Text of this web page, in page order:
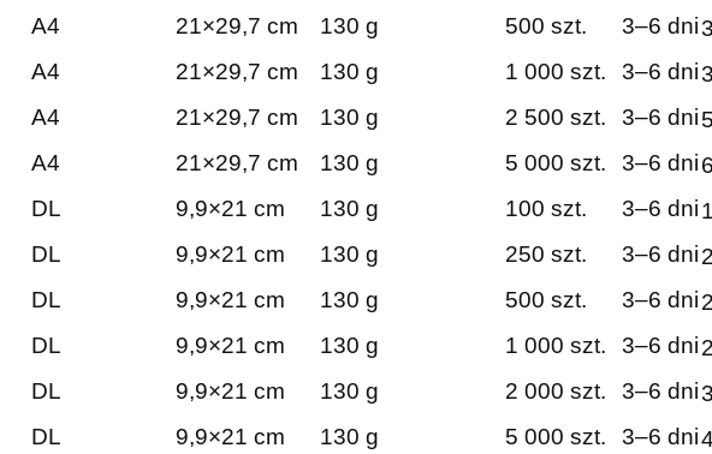
A4 21×29,7 cm 130 g 500 szt. 3–6 dni
A4 21×29,7 cm 130 g 1 000 szt. 3–6 dni
A4 21×29,7 cm 130 g 2 500 szt. 3–6 dni
A4 21×29,7 cm 130 g 5 000 szt. 3–6 dni
DL 9,9×21 cm 130 g 100 szt. 3–6 dni
DL 9,9×21 cm 130 g 250 szt. 3–6 dni
DL 9,9×21 cm 130 g 500 szt. 3–6 dni
DL 9,9×21 cm 130 g 1 000 szt. 3–6 dni
DL 9,9×21 cm 130 g 2 000 szt. 3–6 dni
DL 9,9×21 cm 130 g 5 000 szt. 3–6 dni